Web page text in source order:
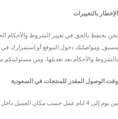
الإخطار بالتغييرات
نحن نحتفظ بالحق في تغيير الشروط والأحكام
مسبق, ومواصلتك دخول الموقع أو إستمرارك في
بالشروط والأحكام بعد تعديلها، ومن مسئوليتكم
وقت الوصول المقدر للمنتجات في السعودية
من يوم إلى 4 ايام عمل حسب مكان العميل داخل الرياض أو خارج الرياض.